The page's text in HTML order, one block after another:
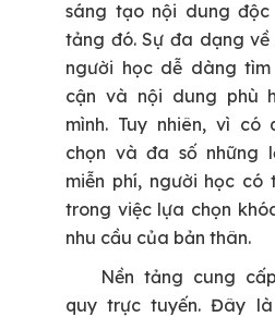
sáng tạo nội dung
tảng đó. Sự đa dạng
người học dễ dàng
cận và nội dung phù
mình. Tuy nhiên, vì có
chọn và đa số những
miễn phí, người học có
trong việc lựa chọn
nhu cầu của bản thân.
Nền tảng cung
quy trực tuyến. Đây là